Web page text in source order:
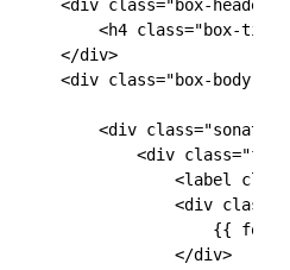
<div class="box-header
<h4 class="box-
</div>
<div class="box-body">
<div class="sonata-
<div
<label
<div
{{
</div>